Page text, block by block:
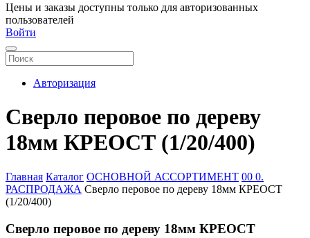
Цены и заказы доступны только для авторизованных
пользователей
Войти
Авторизация
Сверло перовое по дереву
18мм КРЕОСТ (1/20/400)
Главная Каталог ОСНОВНОЙ АССОРТИМЕНТ 00 0.
РАСПРОДАЖА Сверло перовое по дереву 18мм КРЕОСТ
(1/20/400)
Сверло перовое по дереву 18мм КРЕОСТ